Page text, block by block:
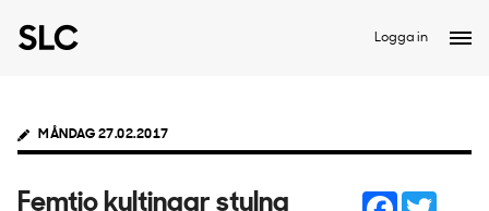
Logga in
MÅNDAG 27.02.2017
Femtio kultingar stulna Facebook